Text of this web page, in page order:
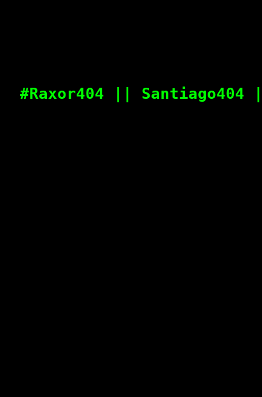
#Raxor404 || Santiago404